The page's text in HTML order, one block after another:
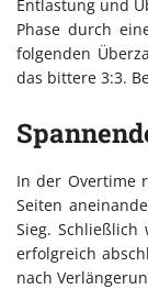
Entlastung und
Phase durch
folgenden
das bittere 3:3.
In der Overtime
Seiten
Sieg. Schließlich
erfolgreich
nach